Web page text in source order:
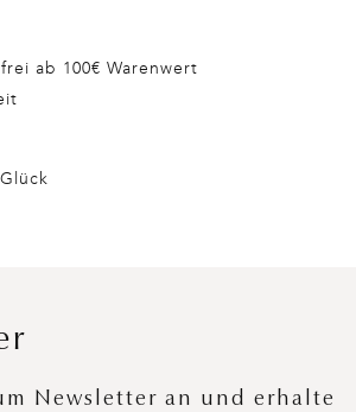
ab 100€ Warenwert
Newsletter an und erhalte